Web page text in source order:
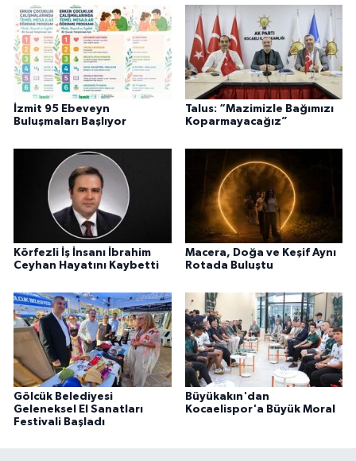
İzmit 95 Ebeveyn
Buluşmaları Başlıyor
Talus: “Mazimizle Bağımızı
Koparmayacağız”
Körfezli İş İnsanı İbrahim
Ceyhan Hayatını Kaybetti
Macera, Doğa ve Keşif Aynı
Rotada Buluştu
Gölcük Belediyesi
Geleneksel El Sanatları
Festivali Başladı
Büyükakın'dan
Kocaelispor'a Büyük Moral